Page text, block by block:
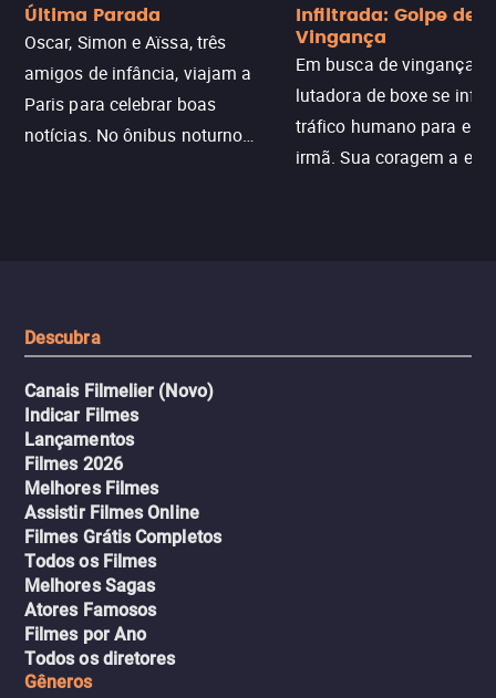
Última Parada
Oscar, Simon e Aïssa, três
amigos de infância, viajam a
Paris para celebrar boas
notícias. No ônibus noturno
Infiltrada: Golpe de
Vingança
Em busca de vingança,
lutadora de boxe se
tráfico humano para
irmã. Sua coragem a
Descubra
Canais Filmelier (Novo)
Indicar Filmes
Lançamentos
Filmes 2026
Melhores Filmes
Assistir Filmes Online
Filmes Grátis Completos
Todos os Filmes
Melhores Sagas
Atores Famosos
Filmes por Ano
Todos os diretores
Gêneros